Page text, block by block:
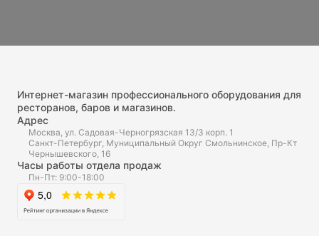
Интернет-магазин профессионального оборудования для
ресторанов, баров и магазинов.
Адрес
Москва, ул. Садовая-Черногрязская 13/3 корп. 1
Санкт-Петербург, Муниципальный Округ Смольнинское, Пр-Кт
Чернышевского, 16
Часы работы отдела продаж
Пн-Пт: 9:00-18:00